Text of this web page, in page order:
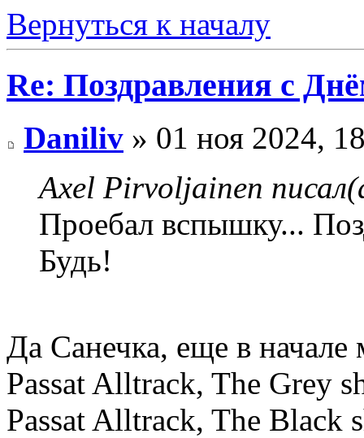
Вернуться к началу
Re: Поздравления с
Daniliv » 01 ноя 2024,
Axel Pirvoljainen
Проебал вспышку...
Будь!
Да Санечка, еще в начале
Passat Alltrack, The Grey
Passat Alltrack, The Black